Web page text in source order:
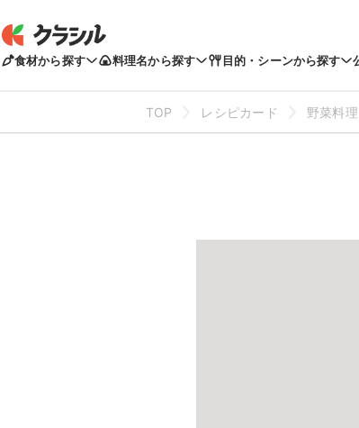
食材から探す 料理名から探す 目的・シーンから探す
TOP レシピカード 野菜料理